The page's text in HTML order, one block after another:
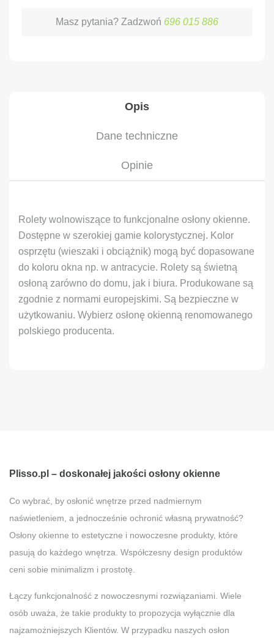
Masz pytania? Zadzwoń 696 015 886
Opis
Dane techniczne
Opinie
Rolety wolnowiszące to funkcjonalne osłony okienne.
Dostępne w szerokiej gamie kolorystycznej. Kolor
osprzętu (wieszaki i obciążnik) mogą być dopasowane
do koloru okna np. w antracycie. Rolety są świetną
osłoną zarówno do domu, jak i biura. Produkowane są
zgodnie z normami europejskimi. Są bezpieczne w
użytkowaniu. Wybierz osłonę okienną renomowanego
polskiego producenta.
Plisso.pl – doskonałej jakości osłony okienne
Co wybrać, by osłonić wnętrze przed nadmiernym
naświetleniem, a jednocześnie ochronić własną prywatność?
Osłony okienne to estetyczne i nowoczesne produkty, które
pasują do każdego wnętrza. Współczesny design produktów
ceni sobie minimalizm i prostotę.
Łączy funkcjonalność z nowoczesnymi rozwiązaniami. Wiele
osób uważa, że takie produkty to propozycja wyłącznie dla
najzamożniejszych Klientów. W przypadku naszych osłon